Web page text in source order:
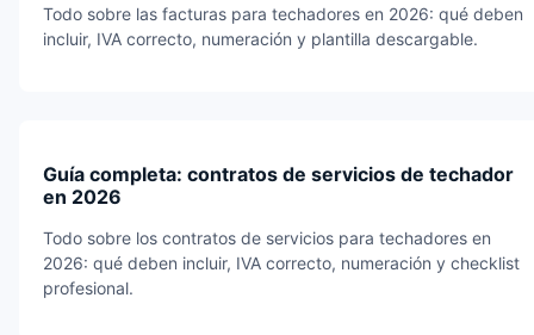
Todo sobre las facturas para techadores en 2026: qué deben
incluir, IVA correcto, numeración y plantilla descargable.
Guía completa: contratos de servicios de techador
en 2026
Todo sobre los contratos de servicios para techadores en
2026: qué deben incluir, IVA correcto, numeración y checklist
profesional.